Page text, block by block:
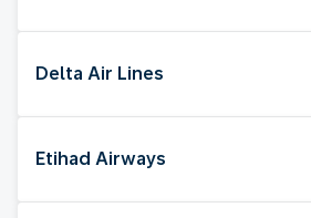
Delta Air Lines
Etihad Airways